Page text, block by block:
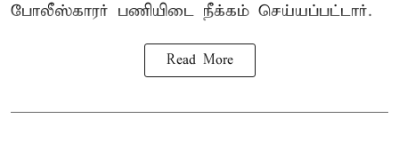
போலீஸ்காரர் பணியிடை நீக்கம் செய்யப்பட்டார்.
Read More